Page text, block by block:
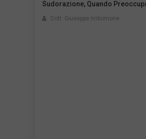
Sudorazione, Quando
Dott. Giuseppe Imbornone